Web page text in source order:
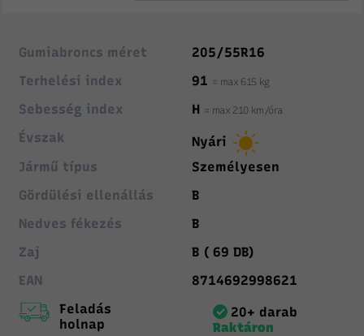
Gumiabroncs méret
205/55R16
Terhelési index
91 = max 615 kg
Sebesség index H = max 210 km/óra
Évszak
Nyári
Jármű típus
Személyesen
Gördülési ellenállás
B
Nedves fékezés
B
Zaj
B ( 69 DB)
EAN
8714692998621
Feladás
holnap
20+ darab
Raktáron